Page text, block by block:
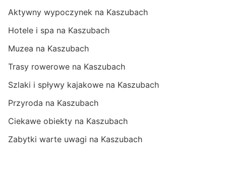
Aktywny wypoczynek na Kaszubach
Hotele i spa na Kaszubach
Muzea na Kaszubach
Trasy rowerowe na Kaszubach
Szlaki i spływy kajakowe na Kaszubach
Przyroda na Kaszubach
Ciekawe obiekty na Kaszubach
Zabytki warte uwagi na Kaszubach